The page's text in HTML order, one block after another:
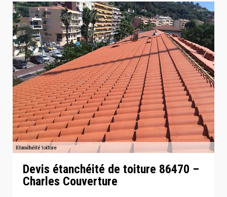
Devis étanchéité de toiture 86470 –
Charles Couverture